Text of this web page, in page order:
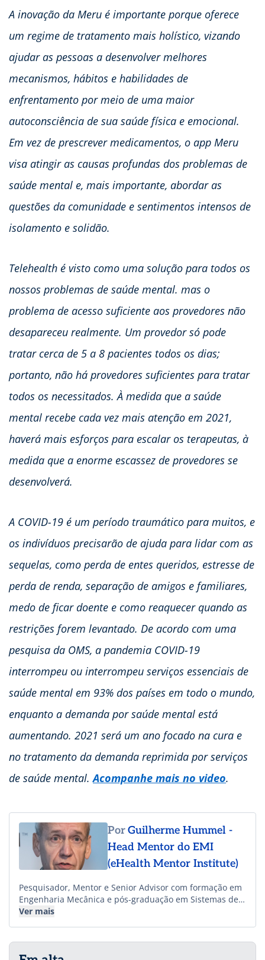
A inovação da Meru é importante porque oferece
um regime de tratamento mais holístico, vizando
ajudar as pessoas a desenvolver melhores
mecanismos, hábitos e habilidades de
enfrentamento por meio de uma maior
autoconsciência de sua saúde física e emocional.
Em vez de prescrever medicamentos, o app Meru
visa atingir as causas profundas dos problemas de
saúde mental e, mais importante, abordar as
questões da comunidade e sentimentos intensos de
isolamento e solidão.
Telehealth é visto como uma solução para todos os
nossos problemas de saúde mental. mas o
problema de acesso suficiente aos provedores não
desapareceu realmente. Um provedor só pode
tratar cerca de 5 a 8 pacientes todos os dias;
portanto, não há provedores suficientes para tratar
todos os necessitados. À medida que a saúde
mental recebe cada vez mais atenção em 2021,
haverá mais esforços para escalar os terapeutas, à
medida que a enorme escassez de provedores se
desenvolverá.
A COVID-19 é um período traumático para muitos, e
os indivíduos precisarão de ajuda para lidar com as
sequelas, como perda de entes queridos, estresse de
perda de renda, separação de amigos e familiares,
medo de ficar doente e como reaquecer quando as
restrições forem levantado. De acordo com uma
pesquisa da OMS, a pandemia COVID-19
interrompeu ou interrompeu serviços essenciais de
saúde mental em 93% dos países em todo o mundo,
enquanto a demanda por saúde mental está
aumentando. 2021 será um ano focado na cura e
no tratamento da demanda reprimida por serviços
de saúde mental.Acompanhe mais no video.
PorGuilherme Hummel -
Head Mentor do EMI
(eHealth Mentor Institute)
Pesquisador, Mentor e Senior Advisor com formação em
Engenharia Mecânica e pós-graduação em Sistemas de
Informação, com mais de 27 anos de atuação em digital
Ver mais